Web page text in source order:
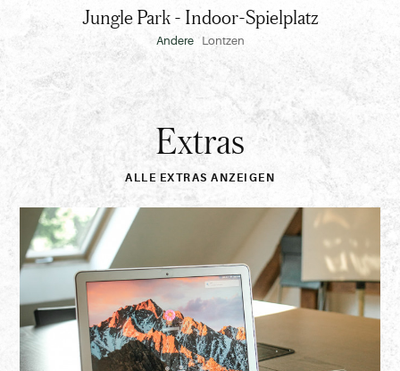
Jungle Park - Indoor-Spielplatz
Andere Lontzen
Entdecken
Sie
unsere
Extras
ALLE EXTRAS ANZEIGEN